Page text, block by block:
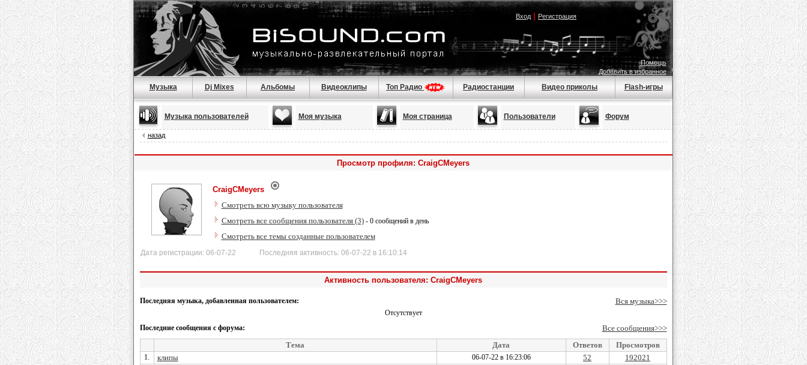
Вход| Регистрация
Помощь
Добавить в избранное
Музыка Dj Mixes Альбомы Видеоклипы Топ Радио Радиостанции Видео приколы Flash-игры
Музыка пользователей Моя музыка Моя страница Пользователи Форум
назад
Просмотр профиля: CraigCMeyers
CraigCMeyers
Смотреть всю музыку пользователя
Смотреть все сообщения пользователя (3)- 0 сообщений в день
Смотреть все темы созданные пользователем
Дата регистрации: 06-07-22 Последняя активность: 06-07-22 в 16:10:14
Активность пользователя: CraigCMeyers
Последняя музыка, добавленная пользователем: Вся музыка>>>
Отсутствует
Последние сообщения с форума:
Все сообщения>>>
Тема
Дата Ответов Просмотров
1. клипы 06-07-22 в 16:23:06 52 192021